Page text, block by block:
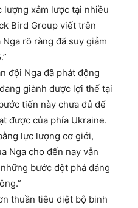
lượng xâm lược tại nhiều
Bird Group viết trên
rõ ràng đã suy giảm
đội Nga đã phát động
giành được lợi thế tại
tiến này chưa đủ để
được của phía Ukraine.
lực lượng cơ giới,
Nga cho đến nay vẫn
bước đột phá đáng
thuần tiêu diệt bộ binh